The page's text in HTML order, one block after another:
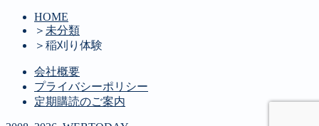
HOME
＞ 未分類
＞ 稲刈り体験
会社概要
プライバシーポリシー
定期購読のご案内